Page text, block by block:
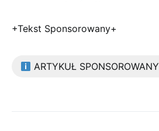
+Tekst Sponsorowany+
ARTYKUŁ SPONSOROWANY